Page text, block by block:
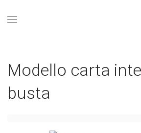
Modello carta
busta